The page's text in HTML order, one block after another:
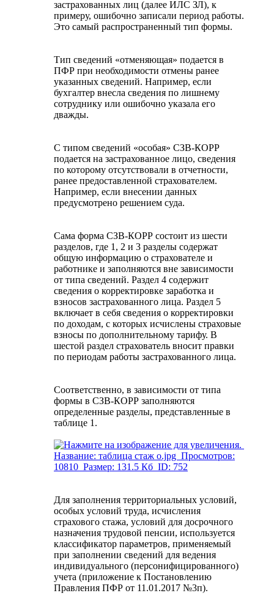
застрахованных лиц (далее ИЛС ЗЛ), к
примеру, ошибочно записали период работы.
Это самый распространенный тип формы.
Тип сведений «отменяющая» подается в
ПФР при необходимости отмены ранее
указанных сведений. Например, если
бухгалтер внесла сведения по лишнему
сотруднику или ошибочно указала его
дважды.
С типом сведений «особая» СЗВ-КОРР
подается на застрахованное лицо, сведения
по которому отсутствовали в отчетности,
ранее предоставленной страхователем.
Например, если внесении данных
предусмотрено решением суда.
Сама форма СЗВ-КОРР состоит из шести
разделов, где 1, 2 и 3 разделы содержат
общую информацию о страхователе и
работнике и заполняются вне зависимости
от типа сведений. Раздел 4 содержит
сведения о корректировке заработка и
взносов застрахованного лица. Раздел 5
включает в себя сведения о корректировки
по доходам, с которых исчислены страховые
взносы по дополнительному тарифу. В
шестой раздел страхователь вносит правки
по периодам работы застрахованного лица.
Соответственно, в зависимости от типа
формы в СЗВ-КОРР заполняются
определенные разделы, представленные в
таблице 1.
Для заполнения территориальных условий,
особых условий труда, исчисления
страхового стажа, условий для досрочного
назначения трудовой пенсии, используется
классификатор параметров, применяемый
при заполнении сведений для ведения
индивидуального (персонифицированного)
учета (приложение к Постановлению
Правления ПФР от 11.01.2017 №3п).